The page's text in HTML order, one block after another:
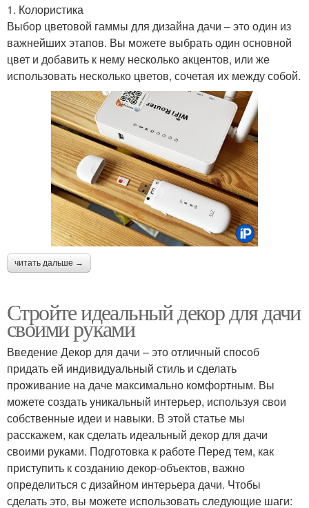
1. Колористика
Выбор цветовой гаммы для дизайна дачи – это один из
важнейших этапов. Вы можете выбрать один основной
цвет и добавить к нему несколько акцентов, или же
использовать несколько цветов, сочетая их между собой.
читать дальше →
Стройте идеальный декор для дачи
своими руками
Введение Декор для дачи – это отличный способ
придать ей индивидуальный стиль и сделать
проживание на даче максимально комфортным. Вы
можете создать уникальный интерьер, используя свои
собственные идеи и навыки. В этой статье мы
расскажем, как сделать идеальный декор для дачи
своими руками. Подготовка к работе Перед тем, как
приступить к созданию декор-объектов, важно
определиться с дизайном интерьера дачи. Чтобы
сделать это, вы можете использовать следующие шаги: